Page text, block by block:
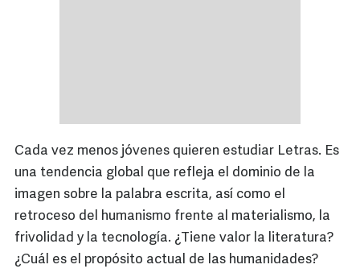
Cada vez menos jóvenes quieren estudiar Letras. Es
una tendencia global que refleja el dominio de la
imagen sobre la palabra escrita, así como el
retroceso del humanismo frente al materialismo, la
frivolidad y la tecnología. ¿Tiene valor la literatura?
¿Cuál es el propósito actual de las humanidades?